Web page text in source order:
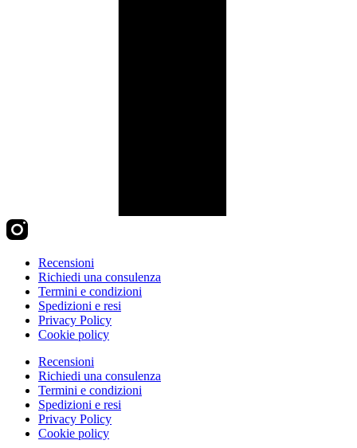
Recensioni
Richiedi una consulenza
Termini e condizioni
Spedizioni e resi
Privacy Policy
Cookie policy
Recensioni
Richiedi una consulenza
Termini e condizioni
Spedizioni e resi
Privacy Policy
Cookie policy